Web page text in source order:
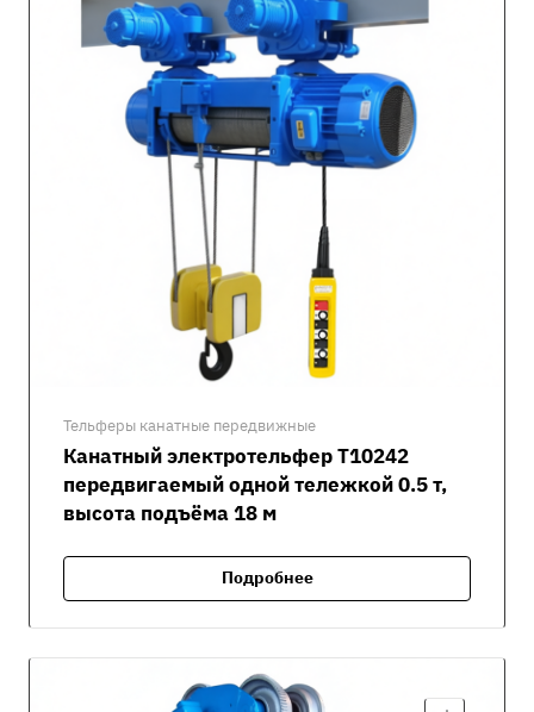
Тельферы канатные передвижные
Канатный электротельфер Т10242
передвигаемый одной тележкой 0.5 т,
высота подъёма 18 м
Подробнее